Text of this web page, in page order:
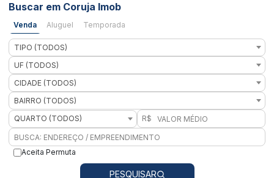
Buscar em Coruja Imob
Venda Aluguel Temporada
TIPO (TODOS)
UF (TODOS)
CIDADE (TODOS)
BAIRRO (TODOS)
QUARTO (TODOS)
R$
Aceita Permuta
PESQUISAR